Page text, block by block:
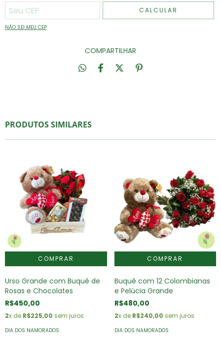
CALCULAR
NÃO SEI MEU CEP
COMPARTILHAR
PRODUTOS SIMILARES
Urso Grande com Buquê de
Rosas e Chocolates
R$450,00
2x de R$225,00 sem juros
DIA DOS NAMORADOS
Buquê com 12 Colombianas
e Pelúcia Grande
R$480,00
2x de R$240,00 sem juros
DIA DOS NAMORADOS